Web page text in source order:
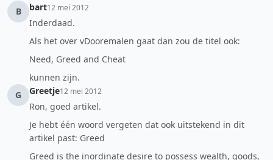
B
bart12 mei 2012
Inderdaad.
Als het over vDooremalen gaat dan zou de titel ook:
Need, Greed and Cheat
kunnen zijn.
G
Greetje12 mei 2012
Ron, goed artikel.
Je hebt één woord vergeten dat ook uitstekend in dit
artikel past: Greed
Greed is the inordinate desire to possess wealth, goods,